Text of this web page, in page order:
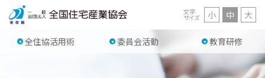
全住協活用術 委員会活動 教育研修
文字
サイズ 小 中 大